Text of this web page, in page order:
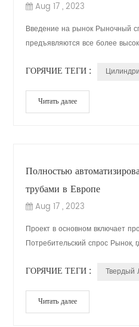
Aug 17 , 2023
Введение на рынок Рыночный
предъявляются все более
ГОРЯЧИЕ ТЕГИ :
Читать далее
Полностью
трубами в Европе
Aug 17 , 2023
Проект в основном включает
Потребительский спрос Рынок,
ГОРЯЧИЕ ТЕГИ : Твердый
Читать далее